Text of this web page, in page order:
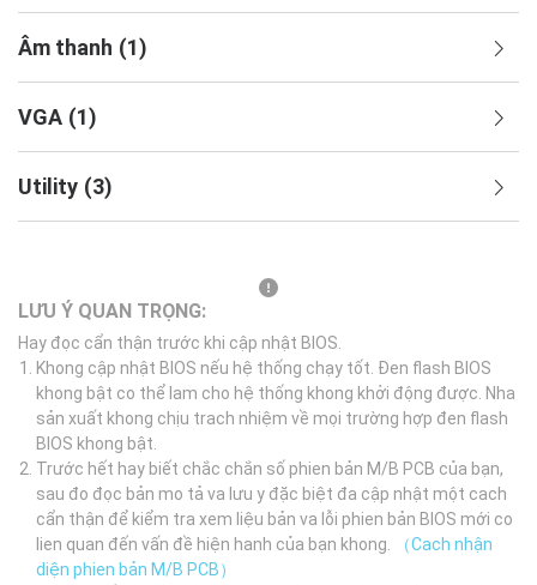
Âm thanh (1)
VGA (1)
Utility (3)
LƯU Ý QUAN TRỌNG:
Hay đọc cẩn thận trước khi cập nhật BIOS.
Khong cập nhật BIOS nếu hệ thống chạy tốt. Đen flash BIOS
khong bật co thể lam cho hệ thống khong khởi động được. Nha
sản xuất khong chịu trach nhiệm về mọi trường hợp đen flash
BIOS khong bật.
Trước hết hay biết chắc chắn số phien bản M/B PCB của bạn,
sau đo đọc bản mo tả va lưu y đặc biệt đa cập nhật một cach
cẩn thận để kiểm tra xem liệu bản va lỗi phien bản BIOS mới co
lien quan đến vấn đề hiện hanh của bạn khong.
（Cach nhận
diện phien bản M/B PCB）